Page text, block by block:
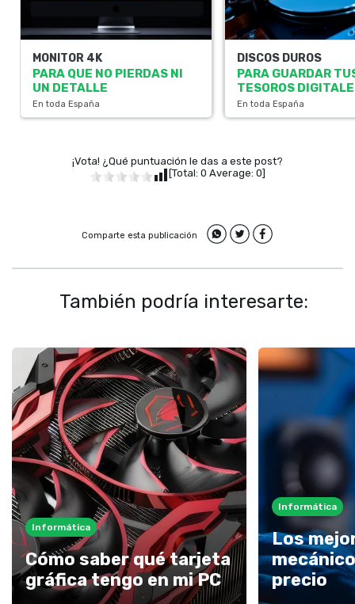
MONITOR 4K
PARA QUE NO PIERDAS NI
UN DETALLE
En toda España
DISCOS DUROS
PARA GUARDAR
TESOROS
En toda España
¡Vota! ¿Qué puntuación le das a este post?
[Total: 0 Average: 0]
Comparte esta publicación
También podría interesarte:
Informática
Cómo saber qué tarjeta
gráfica tengo en mi PC
Informática
Los
precio